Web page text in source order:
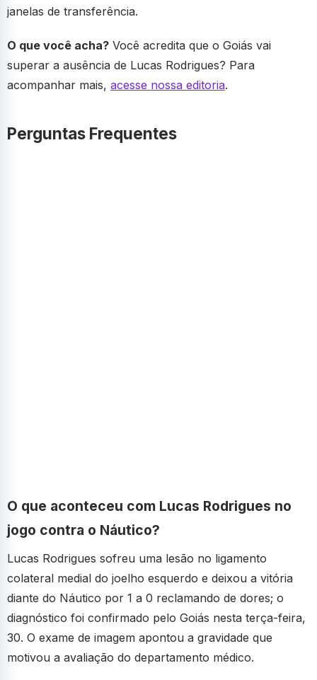
janelas de transferência.
O que você acha? Você acredita que o Goiás vai
superar a ausência de Lucas Rodrigues? Para
acompanhar mais, acesse nossa editoria.
Perguntas Frequentes
O que aconteceu com Lucas Rodrigues no
jogo contra o Náutico?
Lucas Rodrigues sofreu uma lesão no ligamento
colateral medial do joelho esquerdo e deixou a vitória
diante do Náutico por 1 a 0 reclamando de dores; o
diagnóstico foi confirmado pelo Goiás nesta terça-feira,
30. O exame de imagem apontou a gravidade que
motivou a avaliação do departamento médico.